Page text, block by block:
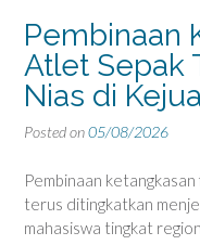
Pembinaan
Atlet Sepak
Nias di
Posted on05/08/2026
Pembinaan
terus ditingkatkan
mahasiswa tingkat